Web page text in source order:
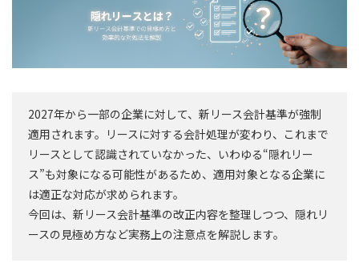
2027年から一部の企業に対して、新リース会計基準が強制
適用されます。リースに対する会計処理が変わり、これまで
リースとして認識されていなかった、いわゆる“隠れリー
ス”も対象になる可能性があるため、適用対象となる企業に
は適正な対応が求められます。
今回は、新リース会計基準の改正内容を整理しつつ、隠れリ
ースの見極め方など実務上の注意点を解説します。